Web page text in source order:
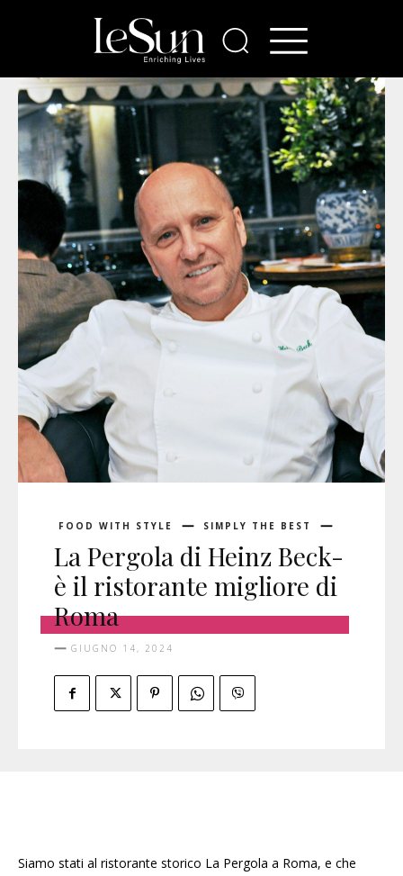
FOOD WITH STYLE SIMPLY THE BEST
La Pergola di Heinz Beck-
è il ristorante migliore di
Roma
GIUGNO 14, 2024
Siamo stati al ristorante storico La Pergola a Roma, e che